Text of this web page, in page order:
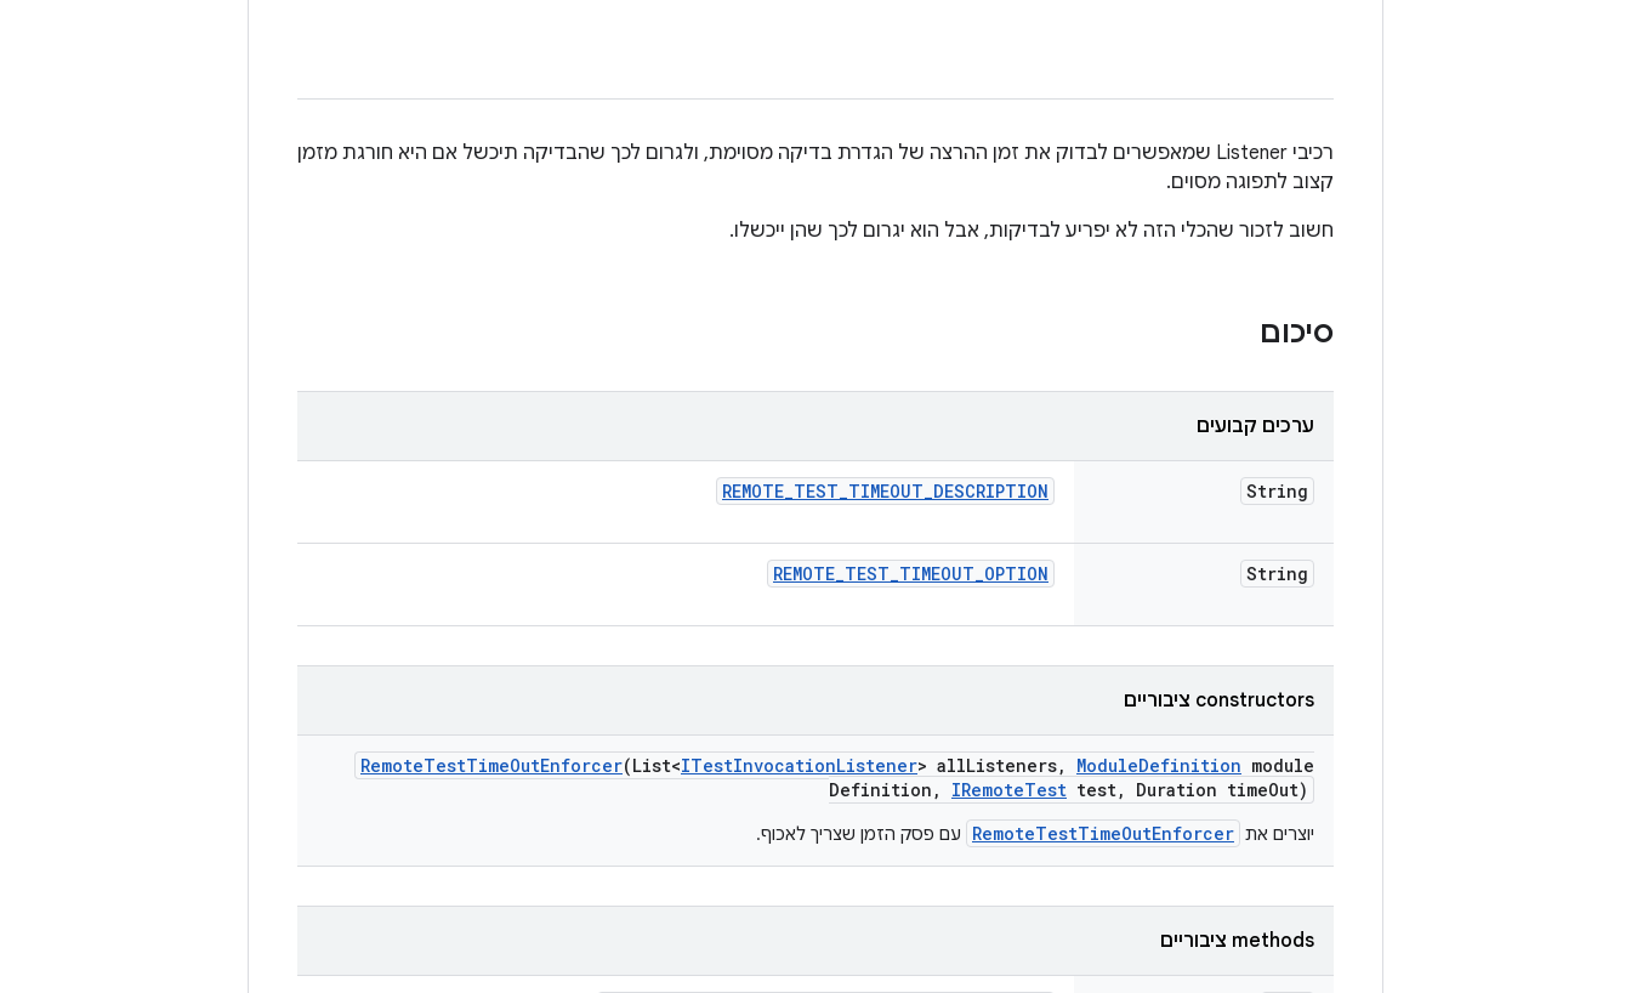
רכיבי Listener שמאפשרים לבדוק את זמן ההרצה של הגדרת בדיקה מסוימת, ולגרום לכך שהבדיקה תיכשל אם היא חורגת מזמן
קצוב לתפוגה מסוים.
חשוב לזכור שהכלי הזה לא יפריע לבדיקות, אבל הוא יגרום לכך שהן ייכשלו.
סיכום
ערכים קבועים
String
REMOTE_TEST_TIMEOUT_DESCRIPTION
String
REMOTE_TEST_TIMEOUT_OPTION
‫constructors ציבוריים
RemoteTestTimeOutEnforcer(List<ITestInvocationListener> allListeners, ModuleDefinition module
Definition , IRemoteTest test, Duration timeOut)
יוצרים את RemoteTestTimeOutEnforcer עם פסק הזמן שצריך לאכוף.
‫methods ציבוריים